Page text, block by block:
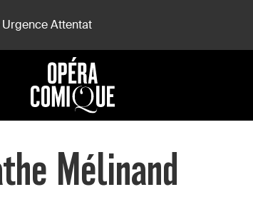
Attentat
Mélinand